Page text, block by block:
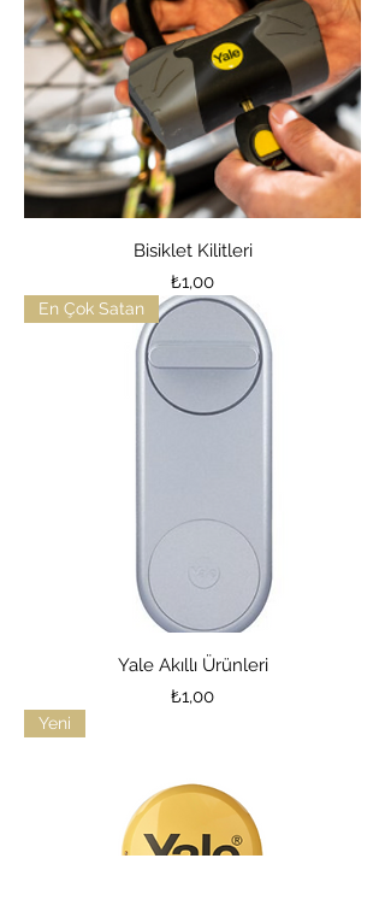
Bisiklet Kilitleri
Price
₺1,00
En Çok Satan
Yale Akıllı Ürünleri
Price
₺1,00
Yeni